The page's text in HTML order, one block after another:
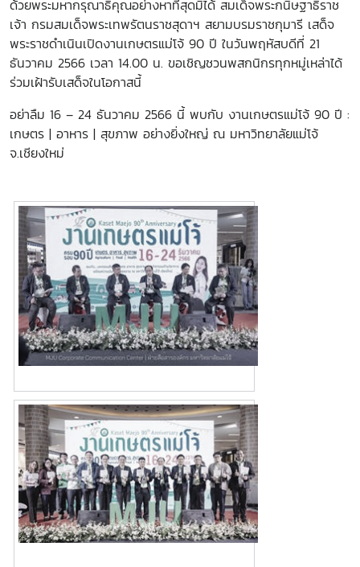
ด้วยพระมหากรุณาธิคุณอย่างหาที่สุดมิได้ สมเด็จพระกนิษฐาธิราช
เจ้า กรมสมเด็จพระเทพรัตนราชสุดาฯ สยามบรมราชกุมารี เสด็จ
พระราชดำเนินเปิดงานเกษตรแม่โจ้ 90 ปี ในวันพฤหัสบดีที่ 21
ธันวาคม 2566 เวลา 14.00 น. ขอเชิญชวนพสกนิกรทุกหมู่เหล่าได้
ร่วมเฝ้ารับเสด็จในโอกาสนี้
อย่าลืม 16 – 24 ธันวาคม 2566 นี้ พบกับ งานเกษตรแม่โจ้ 90 ปี :
เกษตร | อาหาร | สุขภาพ อย่างยิ่งใหญ่ ณ มหาวิทยาลัยแม่โจ้
จ.เชียงใหม่